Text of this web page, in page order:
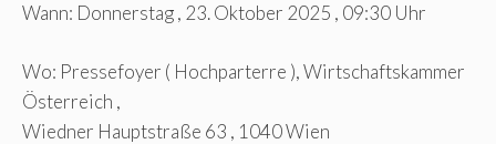
Wann: Donnerstag , 23. Oktober 2025 , 09:30 Uhr
Wo: Pressefoyer ( Hochparterre ), Wirtschaftskammer
Österreich ,
Wiedner Hauptstraße 63 , 1040 Wien